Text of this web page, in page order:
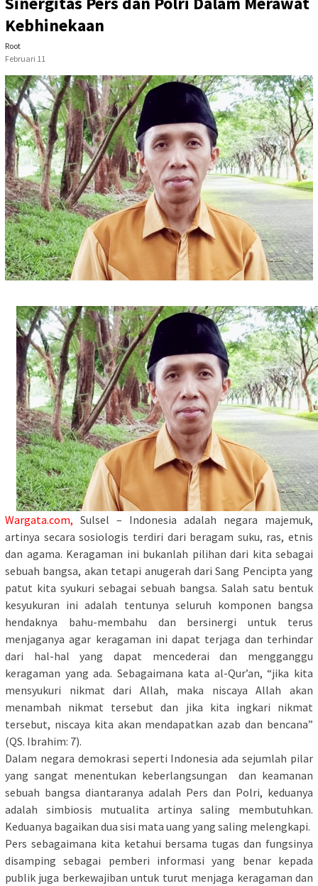
Kebhinekaan
Root
Februari 11
Wargata.com, Sulsel – Indonesia adalah negara majemuk,
artinya secara sosiologis terdiri dari beragam suku, ras, etnis
dan agama. Keragaman ini bukanlah pilihan dari kita sebagai
sebuah bangsa, akan tetapi anugerah dari Sang Pencipta yang
patut kita syukuri sebagai sebuah bangsa. Salah satu bentuk
kesyukuran ini adalah tentunya seluruh komponen bangsa
hendaknya bahu-membahu dan bersinergi untuk terus
menjaganya agar keragaman ini dapat terjaga dan terhindar
dari hal-hal yang dapat mencederai dan mengganggu
keragaman yang ada. Sebagaimana kata al-Qur’an, “jika kita
mensyukuri nikmat dari Allah, maka niscaya Allah akan
menambah nikmat tersebut dan jika kita ingkari nikmat
tersebut, niscaya kita akan mendapatkan azab dan bencana”
(QS. Ibrahim: 7).
Dalam negara demokrasi seperti Indonesia ada sejumlah pilar
yang sangat menentukan keberlangsungan dan keamanan
sebuah bangsa diantaranya adalah Pers dan Polri, keduanya
adalah simbiosis mutualita artinya saling membutuhkan.
Keduanya bagaikan dua sisi mata uang yang saling melengkapi.
Pers sebagaimana kita ketahui bersama tugas dan fungsinya
disamping sebagai pemberi informasi yang benar kepada
publik juga berkewajiban untuk turut menjaga keragaman dan